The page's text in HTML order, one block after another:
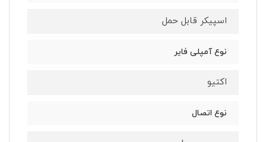
اسپیکر قابل حمل
نوع آمپلی فایر
اکتیو
نوع اتصال